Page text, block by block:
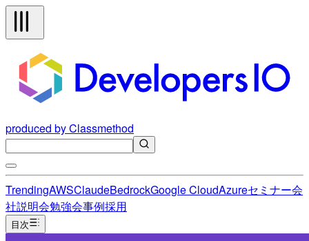
produced by Classmethod
TrendingAWSClaudeBedrockGoogle CloudAzureセミナー会
社説明会勉強会事例採用
目次